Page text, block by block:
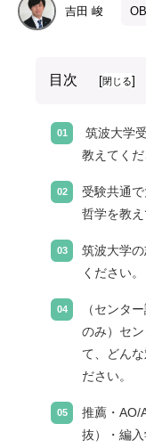
吉田 峻 OB
目次 [閉じる]
筑波大学
教えてく
受験共通
哲学を教え
筑波大学
ください。
（センタ
のみ）セ
て、どん
ださい。
推薦・AO/
抜）・編